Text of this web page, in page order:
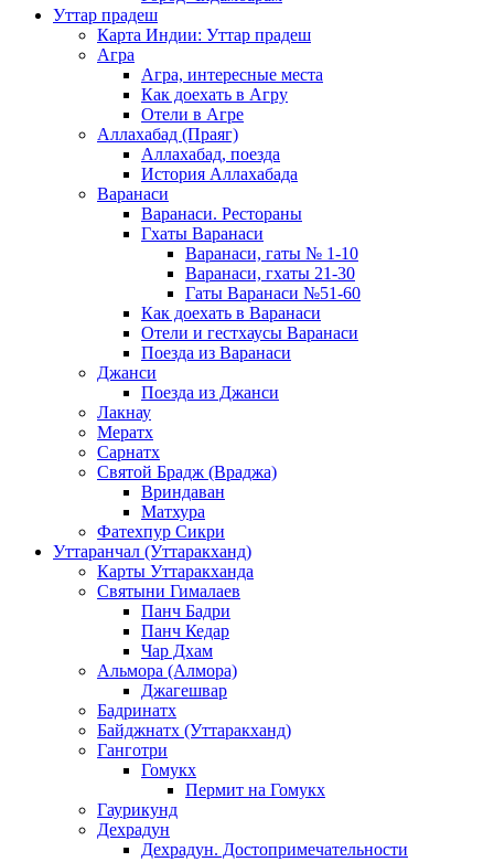
Уттар прадеш
Карта Индии: Уттар прадеш
Агра
Агра, интересные места
Как доехать в Агру
Отели в Агре
Аллахабад (Праяг)
Аллахабад, поезда
История Аллахабада
Варанаси
Варанаси. Рестораны
Гхаты Варанаси
Варанаси, гаты № 1-10
Варанаси, гхаты 21-30
Гаты Варанаси №51-60
Как доехать в Варанаси
Отели и гестхаусы Варанаси
Поезда из Варанаси
Джанси
Поезда из Джанси
Лакнау
Мератх
Сарнатх
Святой Брадж (Враджа)
Вриндаван
Матхура
Фатехпур Сикри
Уттаранчал (Уттаракханд)
Карты Уттаракханда
Святыни Гималаев
Панч Бадри
Панч Кедар
Чар Дхам
Альмора (Алмора)
Джагешвар
Бадринатх
Байджнатх (Уттаракханд)
Ганготри
Гомукх
Пермит на Гомукх
Гаурикунд
Дехрадун
Дехрадун. Достопримечательности